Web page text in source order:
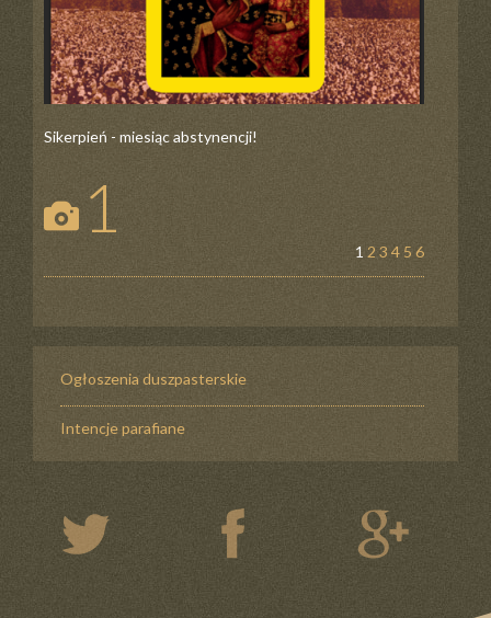
Sikerpień - miesiąc abstynencji!
1
1 2 3 4 5 6
Ogłoszenia duszpasterskie
Intencje parafiane